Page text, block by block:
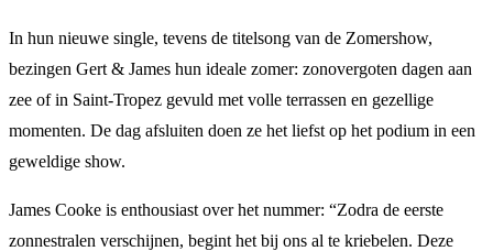
In hun nieuwe single, tevens de titelsong van de Zomershow,
bezingen Gert & James hun ideale zomer: zonovergoten dagen aan
zee of in Saint-Tropez gevuld met volle terrassen en gezellige
momenten. De dag afsluiten doen ze het liefst op het podium in een
geweldige show.
James Cooke is enthousiast over het nummer: “Zodra de eerste
zonnestralen verschijnen, begint het bij ons al te kriebelen. Deze